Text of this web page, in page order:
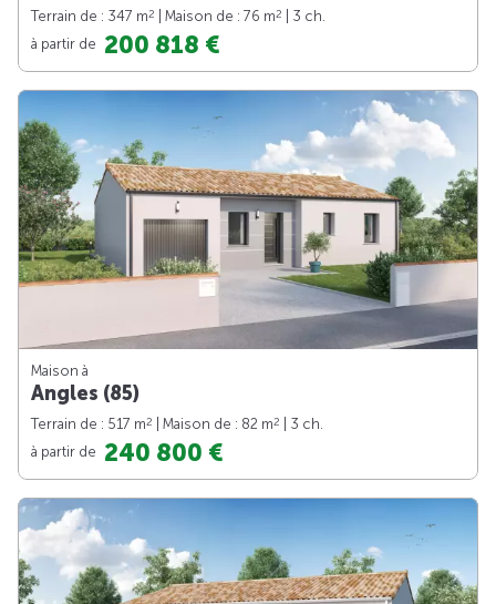
Terrain de : 347 m2 | Maison de : 76 m2
| 3 ch.
à partir de 200 818 €
Maison à
Angles (85)
Terrain de : 517 m2 | Maison de : 82 m2
| 3 ch.
à partir de 240 800 €